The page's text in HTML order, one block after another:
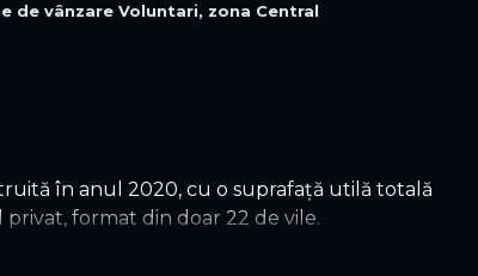
de vânzare Voluntari, zona Central
în anul 2020, cu o suprafață utilă totală
format din doar 22 de vile.
una dintre cele mai apreciate zone ale orașului